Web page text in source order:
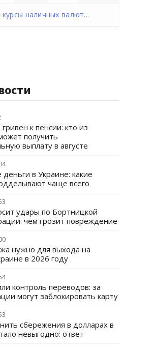
курсы наличных валют...
к пенсии: кто из
получить
выплату в августе
в Украине: какие
чаще всего
удары по Бортницкой
чем грозит повреждение
нужно для выхода на
в 2026 году
контроль переводов: за
могут заблокировать карту
сбережения в долларах в
невыгодно: ответ